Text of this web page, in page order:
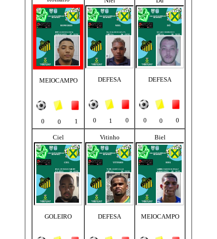
MEIOCAMPO
0 0 1
DEFESA
0 1 0
DEFESA
0 0 0
Ciel
GOLEIRO
Vitinho
DEFESA
Biel
MEIOCAMPO